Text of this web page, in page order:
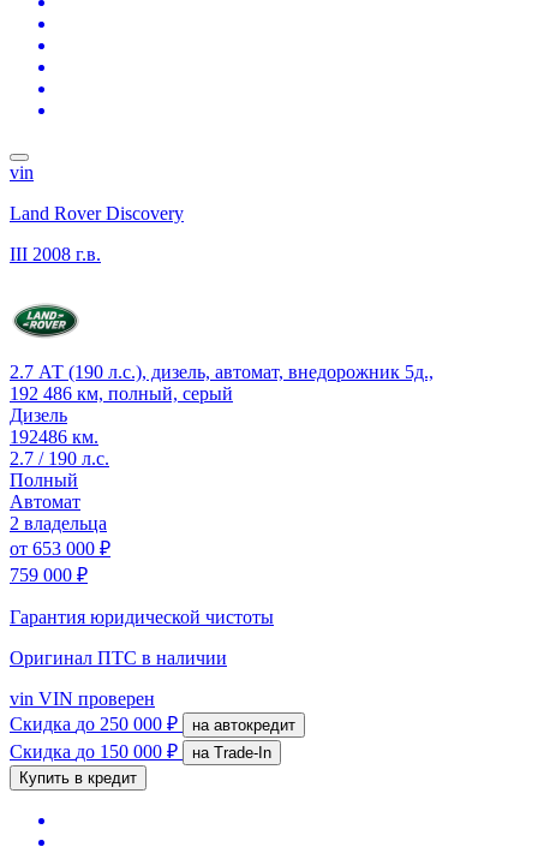
vin
Land Rover Discovery
III 2008 г.в.
2.7 АТ (190 л.с.), дизель, автомат, внедорожник 5д.,
192 486 км, полный, серый
Дизель
192486 км.
2.7 / 190 л.с.
Полный
Автомат
2 владельца
от 653 000 ₽
759 000 ₽
Гарантия юридической чистоты
Оригинал ПТС в наличии
vin VIN проверен
Скидка до 250 000 ₽ на автокредит
Скидка до 150 000 ₽
на Trade-In
Купить в кредит